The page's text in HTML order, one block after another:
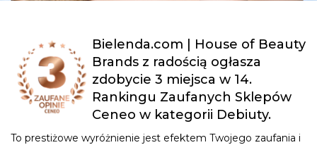
Bielenda.com | House of Beauty
Brands z radością ogłasza
zdobycie 3 miejsca w 14.
Rankingu Zaufanych Sklepów
Ceneo w kategorii Debiuty.
To prestiżowe wyróżnienie jest efektem Twojego zaufania i